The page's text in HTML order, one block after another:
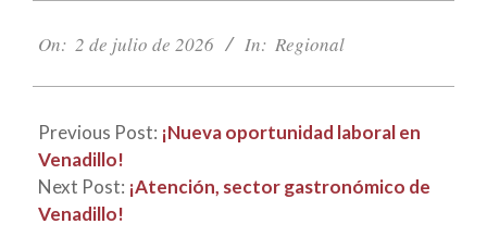
07-
On: 2 de julio de 2026 In: Regional
Previous Post: ¡Nueva oportunidad laboral en
Venadillo!
Next Post: ¡Atención, sector gastronómico de
Venadillo!